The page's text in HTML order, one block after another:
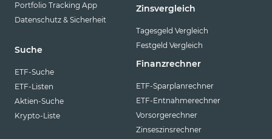
Portfolio Tracking App
Datenschutz & Sicherheit
Suche
ETF-Suche
ETF-Listen
Aktien-Suche
Krypto-Liste
Zinsvergleich
Tagesgeld Vergleich
Festgeld Vergleich
Finanzrechner
ETF-Sparplanrechner
ETF-Entnahmerechner
Vorsorgerechner
Zinseszinsrechner